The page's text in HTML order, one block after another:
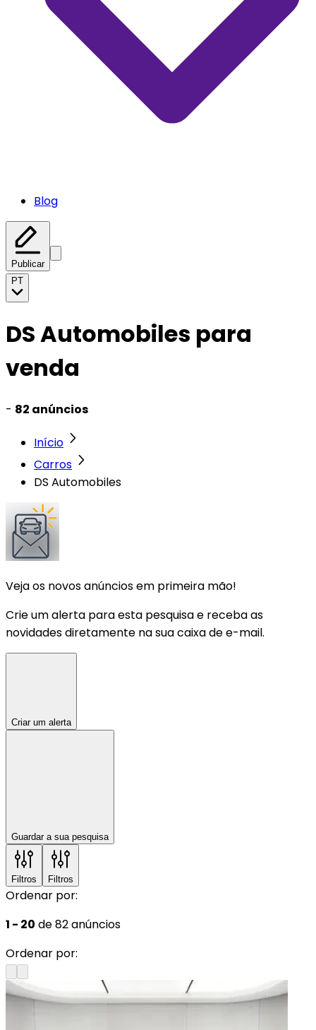
Blog
Publicar
PT
DS Automobiles para
venda
- 82 anúncios
Início
Carros
DS Automobiles
Veja os novos anúncios em primeira mão!
Crie um alerta para esta pesquisa e receba as
novidades diretamente na sua caixa de e-mail.
Criar um alerta
Guardar a sua pesquisa
Filtros Filtros
Ordenar por:
1 - 20 de 82 anúncios
Ordenar por: